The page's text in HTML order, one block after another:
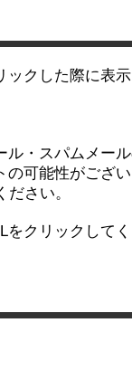
ックした際に表
ル・スパムメー
の可能性がござ
さい。
をクリックして